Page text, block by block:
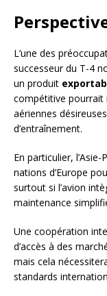
L’une des
successeur du T-4
un produit
compétitive pourrait
aériennes
d’entraînement.
En particulier,
nations d’Europe
surtout si l’avion
maintenance
Une coopération
d’accès à des
mais cela
standards